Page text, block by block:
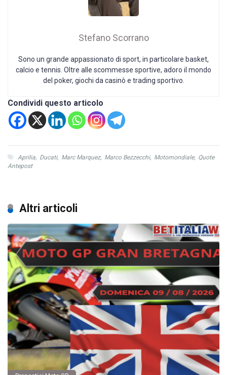
Stefano Scorrano
Sono un grande appassionato di sport, in particolare basket,
calcio e tennis. Oltre alle scommesse sportive, adoro il mondo
del poker, giochi da casinò e trading sportivo.
Condividi questo articolo
Aprilia, Ducati, Marc Marquez, Marco Bezzecchi, Motomondiale, Quote
Antepost
Altri articoli